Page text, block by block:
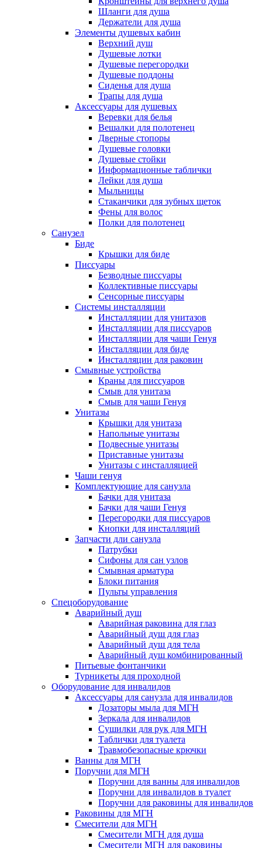
Шланги для душа
Держатели для душа
Элементы душевых кабин
Верхний душ
Душевые лотки
Душевые перегородки
Душевые поддоны
Сиденья для душа
Трапы для душа
Аксессуары для душевых
Веревки для белья
Вешалки для полотенец
Дверные стопоры
Душевые головки
Душевые стойки
Информационные таблички
Лейки для душа
Мыльницы
Стаканчики для зубных щеток
Фены для волос
Полки для полотенец
Санузел
Биде
Крышки для биде
Писсуары
Безводные писсуары
Коллективные писсуары
Сенсорные писсуары
Системы инсталляции
Инсталляции для унитазов
Инсталляции для писсуаров
Инсталляции для чаши Генуя
Инсталляции для биде
Инсталляции для раковин
Смывные устройства
Краны для писсуаров
Смыв для унитаза
Смыв для чаши Генуя
Унитазы
Крышки для унитаза
Напольные унитазы
Подвесные унитазы
Приставные унитазы
Унитазы с инсталляцией
Чаши генуя
Комплектующие для санузла
Бачки для унитаза
Бачки для чаши Генуя
Перегородки для писсуаров
Кнопки для инсталляций
Запчасти дли санузла
Патрубки
Сифоны для сан узлов
Смывная арматура
Блоки питания
Пульты управления
Спецоборудование
Аварийный душ
Аварийная раковина для глаз
Аварийный душ для глаз
Аварийный душ для тела
Аварийный душ комбинированный
Питьевые фонтанчики
Турникеты для проходной
Оборудование для инвалидов
Аксессуары для санузла для инвалидов
Дозаторы мыла для МГН
Зеркала для инвалидов
Сушилки для рук для МГН
Таблички для туалета
Травмобезопасные крючки
Ванны для МГН
Поручни для МГН
Поручни для ванны для инвалидов
Поручни для инвалидов в туалет
Поручни для раковины для инвалидов
Раковины для МГН
Смесители для МГН
Смесители МГН для душа
Смесители МГН для раковины